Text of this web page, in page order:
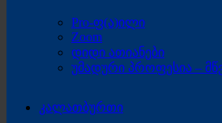
Pro-ფ(ა)ილი
Zoom
დიდი ათიანები
უმადური პროფესია –
კალათბურთი